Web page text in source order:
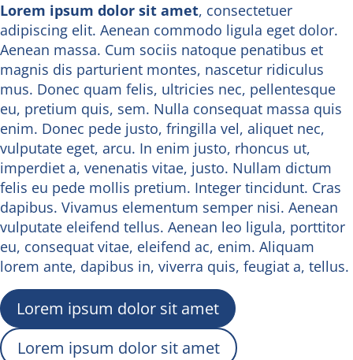
Lorem ipsum dolor sit amet, consectetuer
adipiscing elit. Aenean commodo ligula eget dolor.
Aenean massa. Cum sociis natoque penatibus et
magnis dis parturient montes, nascetur ridiculus
mus. Donec quam felis, ultricies nec, pellentesque
eu, pretium quis, sem. Nulla consequat massa quis
enim. Donec pede justo, fringilla vel, aliquet nec,
vulputate eget, arcu. In enim justo, rhoncus ut,
imperdiet a, venenatis vitae, justo. Nullam dictum
felis eu pede mollis pretium. Integer tincidunt. Cras
dapibus. Vivamus elementum semper nisi. Aenean
vulputate eleifend tellus. Aenean leo ligula, porttitor
eu, consequat vitae, eleifend ac, enim. Aliquam
lorem ante, dapibus in, viverra quis, feugiat a, tellus.
Lorem ipsum dolor sit amet
Lorem ipsum dolor sit amet